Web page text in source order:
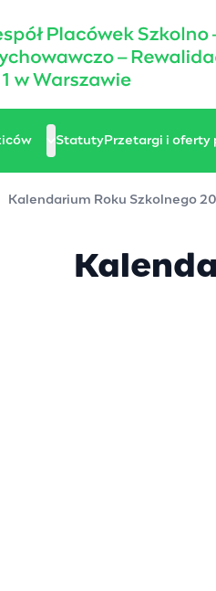
StatutyPrzetargi i oferty
Kalendarium Roku Szkolnego